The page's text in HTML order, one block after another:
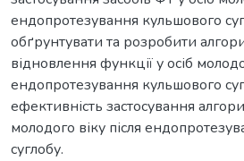
ендопротезування кульшового
обґрунтувати та розробити
відновлення функції у осіб
ендопротезування кульшового
ефективність застосування
молодого віку після
суглобу.